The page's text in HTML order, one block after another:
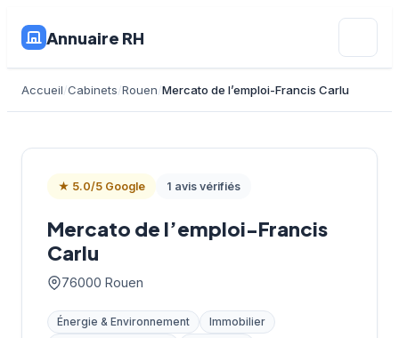
Annuaire RH
Accueil Cabinets Rouen Mercato de l’emploi-Francis Carlu
★ 5.0/5 Google 1 avis vérifiés
Mercato de l’emploi-Francis
Carlu
76000 Rouen
Énergie & Environnement
Immobilier